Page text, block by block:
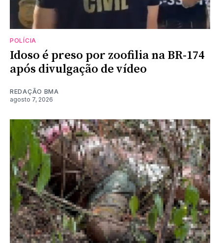
POLÍCIA
Idoso é preso por zoofilia na BR-174
após divulgação de vídeo
REDAÇÃO BMA
agosto 7, 2026